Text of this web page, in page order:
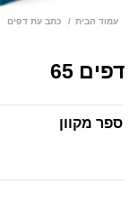
עמוד הבית כתב עת דפים
דפים 65
ספר מקוון